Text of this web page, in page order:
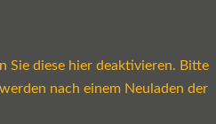
Sie diese hier deaktivieren. Bitte
nach einem Neuladen der